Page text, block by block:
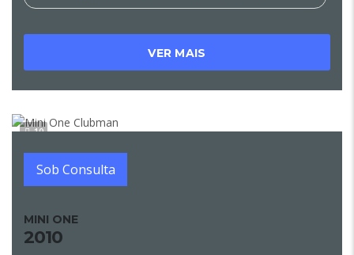
VER MAIS
10
Sob Consulta
MINI ONE
2010